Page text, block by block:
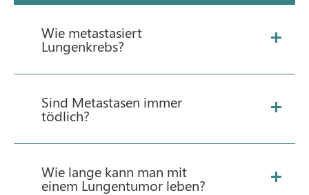
Wie metastasiert
Lungenkrebs?
Sind Metastasen immer
tödlich?
Wie lange kann man mit
einem Lungentumor leben?